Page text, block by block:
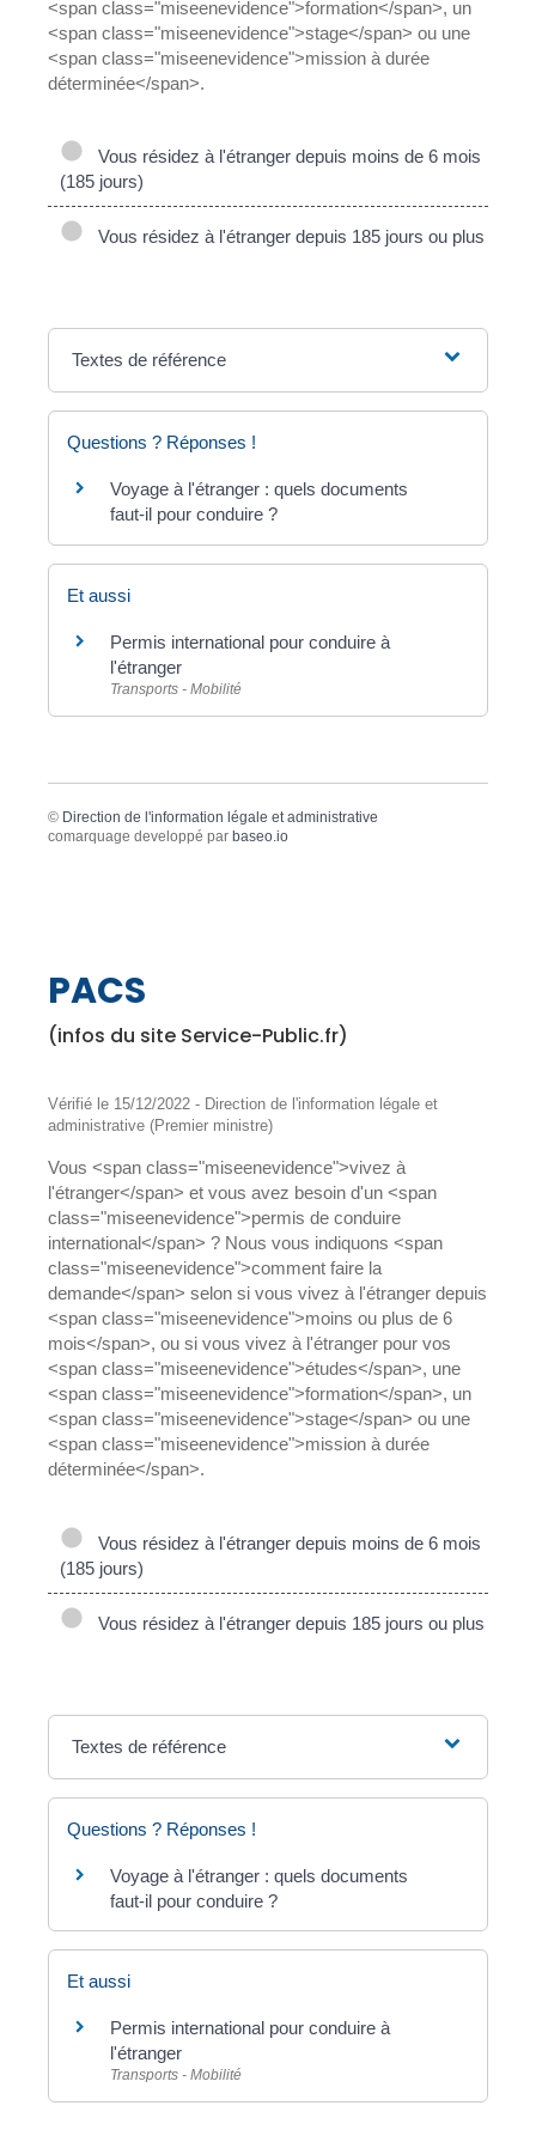
<span class="miseenevidence">formation</span>, un
<span class="miseenevidence">stage</span> ou une
<span class="miseenevidence">mission à durée
déterminée</span>.
Vous résidez à l'étranger depuis moins de 6 mois
(185 jours)
Vous résidez à l'étranger depuis 185 jours ou plus
Textes de référence
Questions ? Réponses !
Voyage à l'étranger : quels documents
faut-il pour conduire ?
Et aussi
Permis international pour conduire à
l'étranger
Transports - Mobilité
© Direction de l'information légale et administrative
comarquage developpé par baseo.io
PACS
(infos du site Service-Public.fr)
Vérifié le 15/12/2022 - Direction de l'information légale et
administrative (Premier ministre)
Vous <span class="miseenevidence">vivez à
l'étranger</span> et vous avez besoin d'un <span
class="miseenevidence">permis de conduire
international</span> ? Nous vous indiquons <span
class="miseenevidence">comment faire la
demande</span> selon si vous vivez à l'étranger depuis
<span class="miseenevidence">moins ou plus de 6
mois</span>, ou si vous vivez à l'étranger pour vos
<span class="miseenevidence">études</span>, une
<span class="miseenevidence">formation</span>, un
<span class="miseenevidence">stage</span> ou une
<span class="miseenevidence">mission à durée
déterminée</span>.
Vous résidez à l'étranger depuis moins de 6 mois
(185 jours)
Vous résidez à l'étranger depuis 185 jours ou plus
Textes de référence
Questions ? Réponses !
Voyage à l'étranger : quels documents
faut-il pour conduire ?
Et aussi
Permis international pour conduire à
l'étranger
Transports - Mobilité